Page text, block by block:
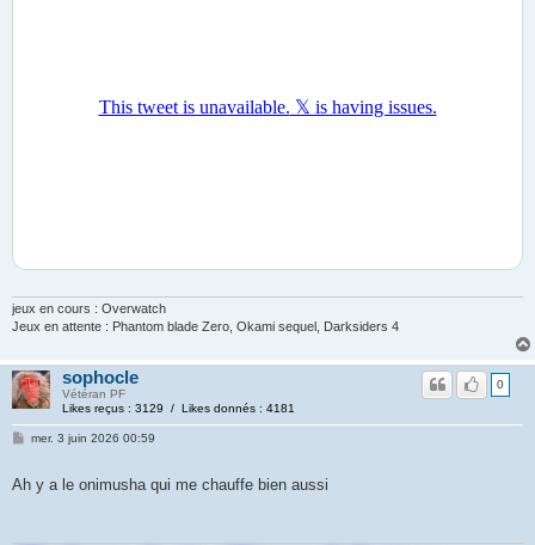
jeux en cours : Overwatch
Jeux en attente : Phantom blade Zero, Okami sequel, Darksiders 4
sophocle
Vétéran PF
Likes reçus : 3129 / Likes donnés : 4181
0
mer. 3 juin 2026 00:59
Ah y a le onimusha qui me chauffe bien aussi